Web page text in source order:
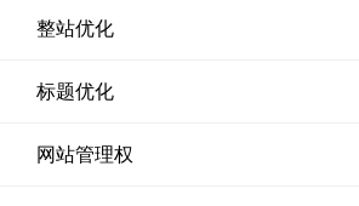
整站优化
标题优化
网站管理权